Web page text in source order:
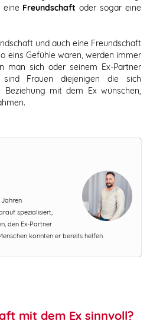
eine Freundschaft oder sogar eine
und auch eine Freundschaft
eins Gefühle waren, werden immer
man sich oder seinem Ex-Partner
Frauen diejenigen die sich
mit dem Ex wünschen,
Jahren
spezialisiert,
den Ex-Partner
konnten er bereits helfen.
mit dem Ex sinnvoll?